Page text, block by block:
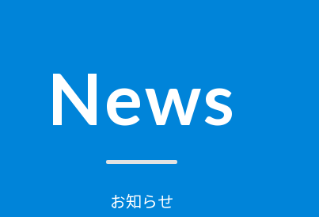
News
お知らせ